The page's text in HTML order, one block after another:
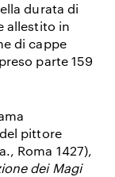
durata di
allestito in
di cappe
parte 159
pittore
Roma 1427),
dei Magi